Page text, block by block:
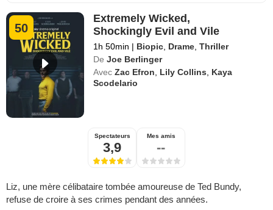
50
Extremely Wicked,
Shockingly Evil and Vile
1h 50min | Biopic Drame ,Thriller
De Joe Berlinger
Avec Zac Efron Lily Collins
Kaya
Scodelario
Spectateurs
3,9
Mes amis
--
Liz, une mère célibataire tombée amoureuse de Ted Bundy,
refuse de croire à ses crimes pendant des années.